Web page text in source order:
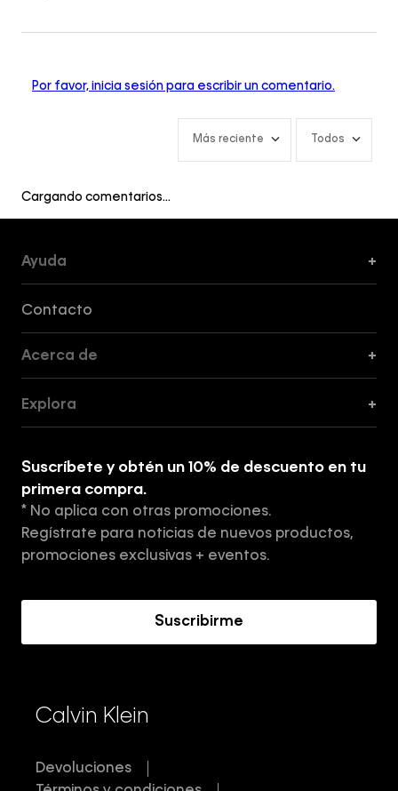
Por favor, inicia sesión para escribir un comentario.
Más reciente Todos
Cargando comentarios…
Ayuda +
Contacto
Acerca de +
Tiendas
Aviso de privacidad
Términos y Condiciones
Explora +
Suscríbete y obtén un 10% de descuento en tu
primera compra.
* No aplica con otras promociones.
Regístrate para noticias de nuevos productos,
promociones exclusivas + eventos.
Suscribirme
Calvin Klein
Devoluciones